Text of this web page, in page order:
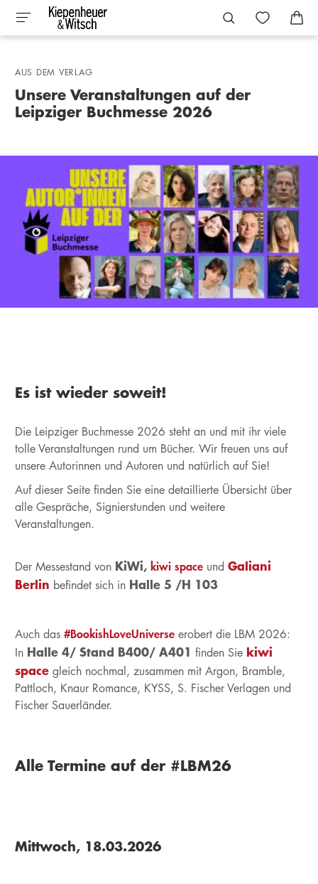
AUS DEM VERLAG
Unsere Veranstaltungen auf der
Leipziger Buchmesse 2026
Es ist wieder soweit!
Die Leipziger Buchmesse 2026 steht an und mit ihr viele
tolle Veranstaltungen rund um Bücher. Wir freuen uns auf
unsere Autorinnen und Autoren und natürlich auf Sie!
Auf dieser Seite finden Sie eine detaillierte Übersicht über
alle Gespräche, Signierstunden und weitere
Veranstaltungen.
Der Messestand von KiWi, kiwi space und Galiani
Berlin befindet sich in Halle 5 /H 103
Auch das #BookishLoveUniverseerobert die LBM 2026:
In Halle 4/ Stand B400/ A401 finden Sie kiwi
spacegleich nochmal, zusammen mit Argon, Bramble,
Pattloch, Knaur Romance, KYSS, S. Fischer Verlagen und
Fischer Sauerländer.
Alle Termine auf der #LBM26
Mittwoch, 18.03.2026